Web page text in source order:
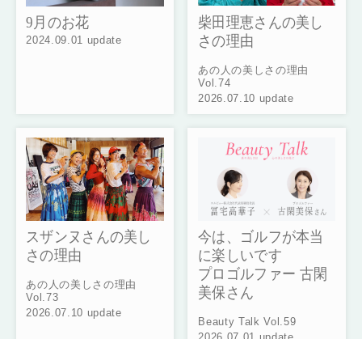
9月のお花
2024.09.01 update
柴田理恵さんの美し
さの理由
あの人の美しさの理由
Vol.74
2026.07.10 update
スザンヌさんの美し
さの理由
あの人の美しさの理由
Vol.73
2026.07.10 update
今は、ゴルフが本当
に楽しいです
プロゴルファー 古閑
美保さん
Beauty Talk Vol.59